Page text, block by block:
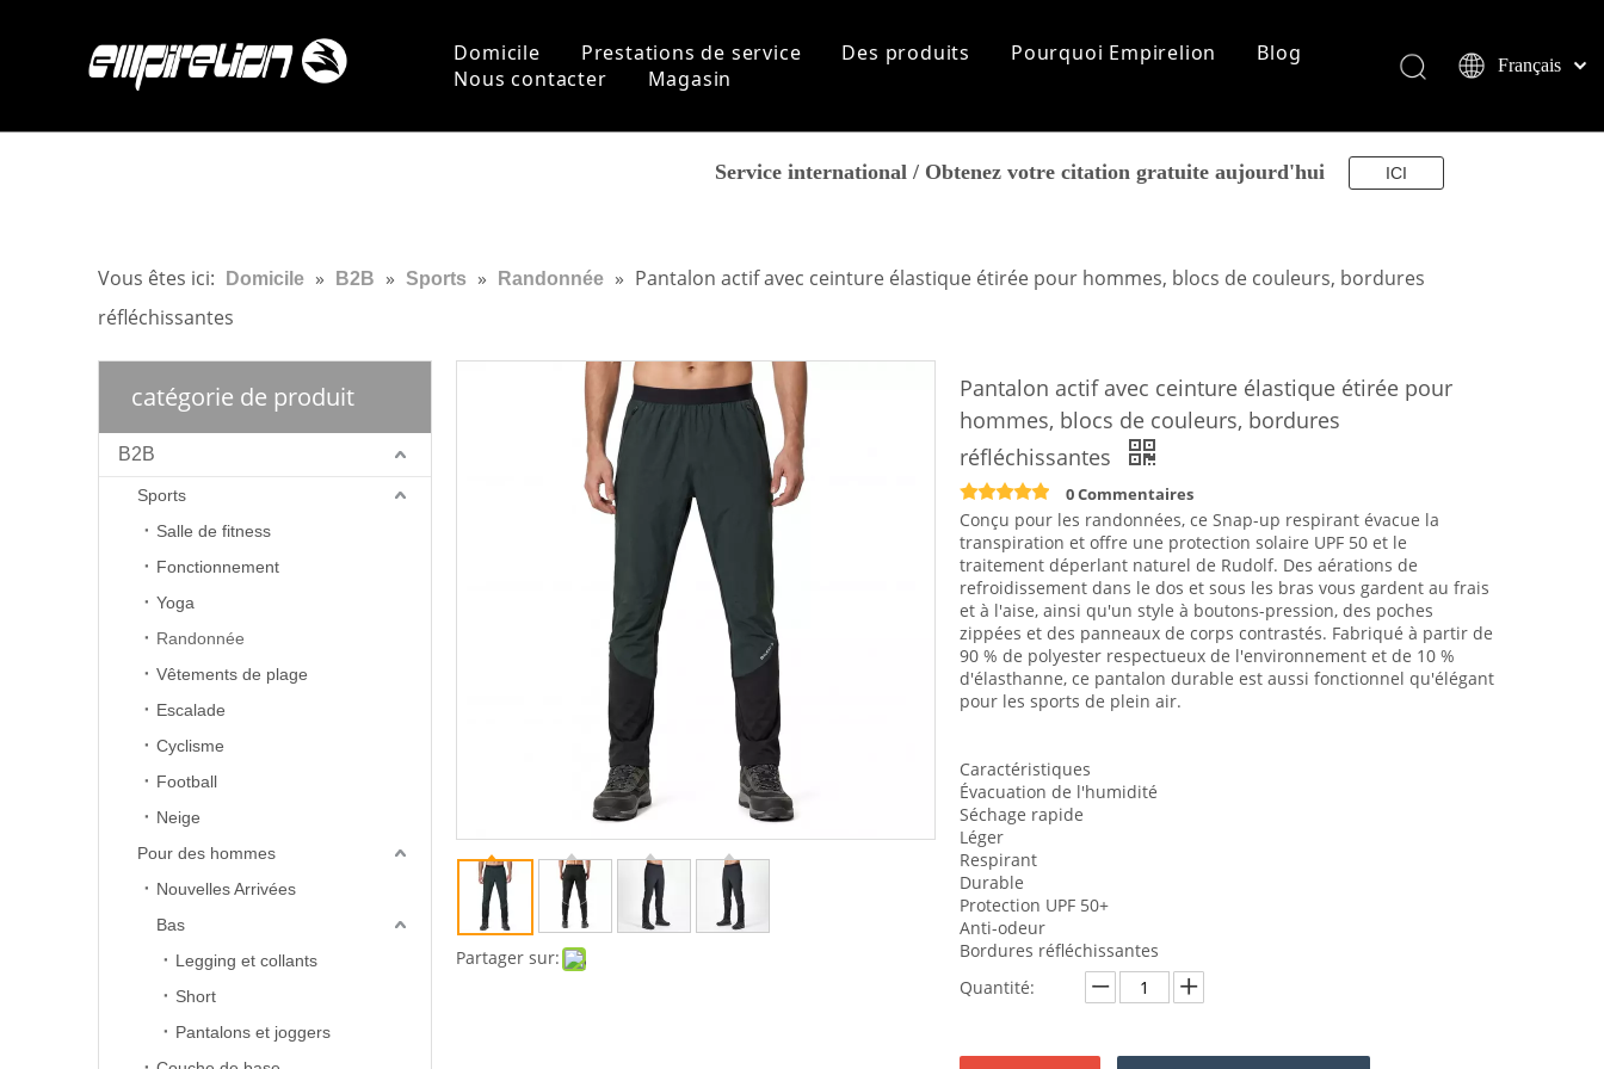
Domicile Prestations de service Des produits
Aptitude
Vêtements de plage
Couche de base
Nouvelles Arrivées
Couche de base
Pourquoi Empirelion
histoire de la marque
Marque de coopération
Blog
Nous contacter
Magasin
Français
简体中文
Service international / Obtenez votre citation gratuite aujourd'hui ICI
Vous êtes ici: Domicile » B2B » Sports » Randonnée » Pantalon actif avec ceinture élastique étirée pour hommes, blocs de couleurs, bordures
réfléchissantes
catégorie de produit
B2B
Sports
Salle de fitness
Fonctionnement
Yoga
Randonnée
Vêtements de plage
Escalade
Cyclisme
Football
Neige
Pour des hommes
Nouvelles Arrivées
Bas
Legging et collants
Short
Pantalons et joggers
Partager sur:
Pantalon actif avec ceinture élastique étirée pour
hommes, blocs de couleurs, bordures
réfléchissantes
0 Commentaires
Conçu pour les randonnées, ce Snap-up respirant évacue la
transpiration et offre une protection solaire UPF 50 et le
traitement déperlant naturel de Rudolf. Des aérations de
refroidissement dans le dos et sous les bras vous gardent au frais
et à l'aise, ainsi qu'un style à boutons-pression, des poches
zippées et des panneaux de corps contrastés. Fabriqué à partir de
90 % de polyester respectueux de l'environnement et de 10 %
d'élasthanne, ce pantalon durable est aussi fonctionnel qu'élégant
pour les sports de plein air.
Caractéristiques
Évacuation de l'humidité
Séchage rapide
Léger
Respirant
Durable
Protection UPF 50+
Anti-odeur
Bordures réfléchissantes
Quantité: